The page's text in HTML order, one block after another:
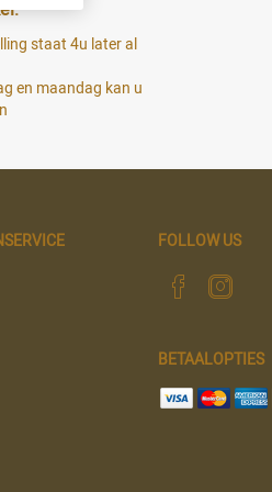
staat 4u later al
en maandag kan u
FOLLOW US
BETAALOPTIES